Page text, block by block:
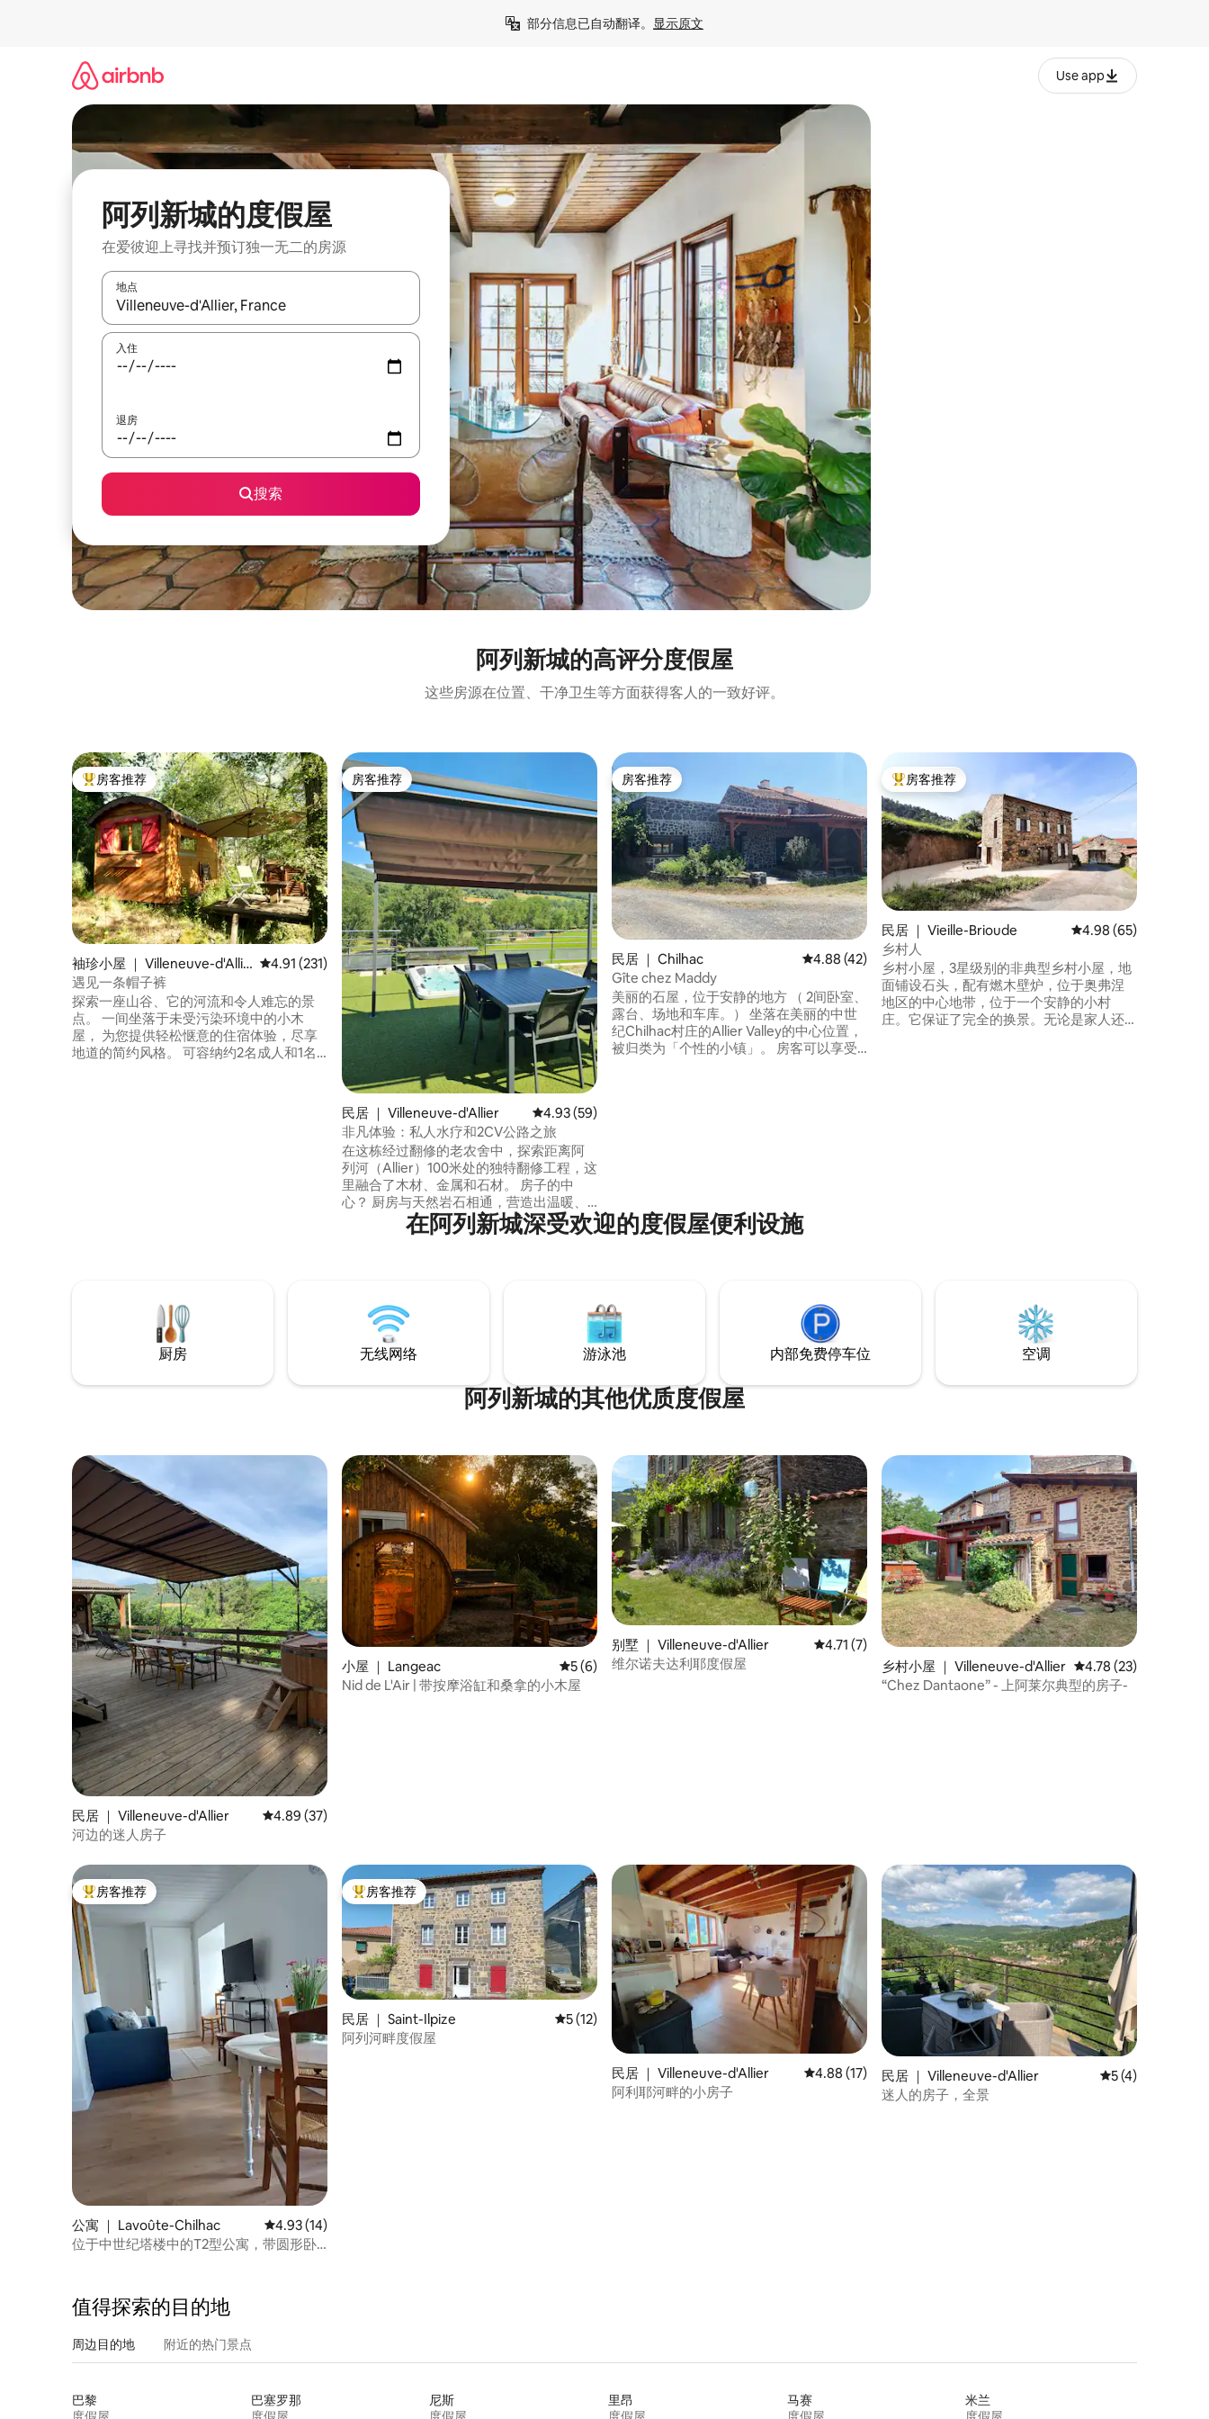
部分信息已自动翻译。 显示原文
Use app
阿列新城的度假屋
在爱彼迎上寻找并预订独一无二的房源
地点
如有搜索结果，请使用上下方向键查看，或通过点击或滑动手势浏览。
入住
退房
搜索
阿列新城的高评分度假屋
这些房源在位置、干净卫生等方面获得客人的一致好评。
热门「房客推荐」
房客推荐
袖珍小屋 ｜ Villeneuve-d'Allie
r
平均评分 4.91 分（满分 5 分），共 231 条评价
4.91 (231)
遇见一条帽子裤
探索一座山谷、它的河流和令人难忘的景
点。 一间坐落于未受污染环境中的小木
屋， 为您提供轻松惬意的住宿体验，尽享
地道的简约风格。 可容纳约2名成人和1名
房客推荐
房客推荐
民居 ｜ Villeneuve-d'Allier 平均评分 4.93 分（满分 5 分），共 59 条评价
4.93 (59)
非凡体验：私人水疗和2CV公路之旅
在这栋经过翻修的老农舍中，探索距离阿
列河（Allier）100米处的独特翻修工程，这
里融合了木材、金属和石材。 房子的中
心？ 厨房与天然岩石相通，营造出温暖、
充满矿物气息的氛围 在水边漫步之后，您
可以享受私人按摩浴缸，同时欣赏到大自
受打扰！
房客推荐
房客推荐
民居 ｜ Chilhac 平均评分 4.88 分（满分 5 分），共 42 条评价
4.88 (42)
Gîte chez Maddy
美丽的石屋，位于安静的地方 （ 2间卧室、
露台、场地和车库。） 坐落在美丽的中世
纪Chilhac村庄的Allier Valley的中心位置，
被归类为「个性的小镇」。 房客可以享受
热门「房客推荐」
房客推荐
民居 ｜ Vieille-Brioude 平均评分 4.98 分（满
4.98 (65)
乡村人
乡村小屋，3星级别的非典型乡村小屋，地
面铺设石头，配有燃木壁炉，位于奥弗涅
地区的中心地带，位于一个安静的小村
庄。它保证了完全的换景。无论是家人还
在阿列新城深受欢迎的度假屋便利设施
厨房 无线网络 游泳池 内部免费停车位 空调
阿列新城的其他优质度假屋
民居 ｜ Villeneuve-d'Allier 平均评分 4.89 分（满分 5 分），共 37 条评价
4.89 (37)
河边的迷人房子
小屋 ｜ Langeac 平均评分 5 分（满分 5 分），共 6 条评价
5 (6)
Nid de L'Air | 带按摩浴缸和桑拿的小木屋
别墅 ｜ Villeneuve-d'Allier 平均评分 4.71 分（满分 5 分），共 7 条评价
4.71 (7)
维尔诺夫达利耶度假屋
乡村小屋 ｜ Villeneuve-d'Allier 平均评分 4.78 分（满
4.78 (23)
“Chez Dantaone” - 上阿莱尔典型的房子-
热门「房客推荐」
房客推荐
公寓 ｜ Lavoûte-Chilhac 平均评分 4.93 分（满分 5 分），共 14 条评价
4.93 (14)
位于中世纪塔楼中的T2型公寓，带圆形卧
热门「房客推荐」
房客推荐
民居 ｜ Saint-Ilpize 平均评分 5 分（满分 5 分），共 12 条评价
5 (12)
阿列河畔度假屋
民居 ｜ Villeneuve-d'Allier 平均评分 4.88 分（满分 5 分），共 17 条评价
4.88 (17)
阿利耶河畔的小房子
民居 ｜ Villeneuve-d'Allier 平均评分 5 分（
5 (4)
迷人的房子，全景
值得探索的目的地
周边目的地 附近的热门景点
巴黎
巴塞罗那
尼斯
里昂
马赛
米兰